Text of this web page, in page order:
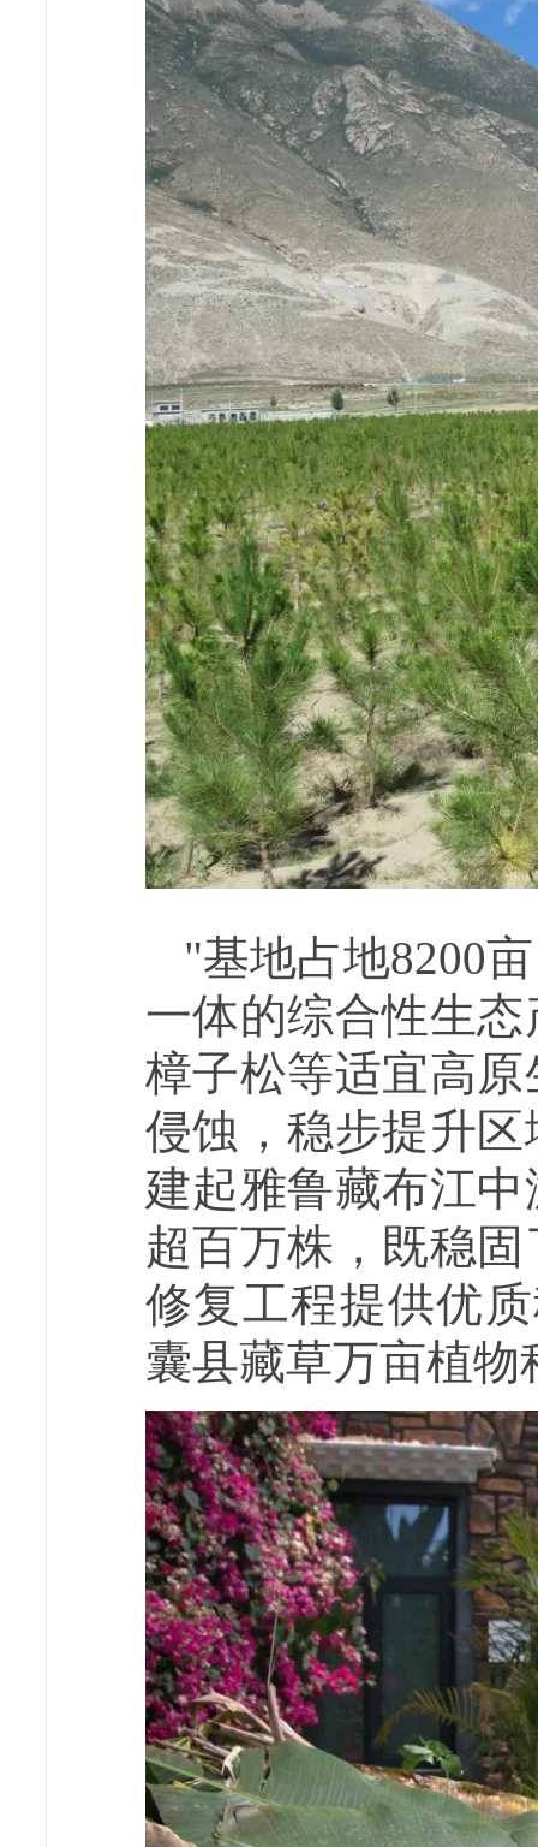
"基地占地8200
一体的综合性生
樟子松等适宜高
侵蚀，稳步提升
建起雅鲁藏布江
超百万株，既稳
修复工程提供优
囊县藏草万亩植